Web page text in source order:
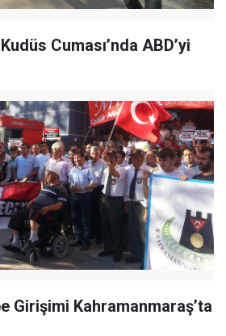
Cuması’nda ABD’yi
Girişimi Kahramanmaraş’ta